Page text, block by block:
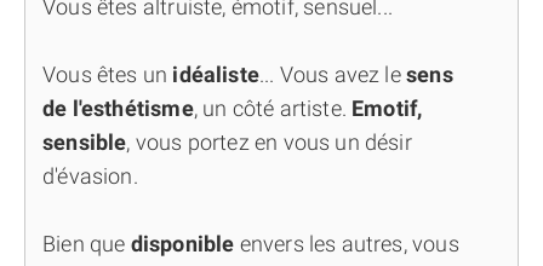
Vous êtes altruiste, émotif, sensuel...
Vous êtes un idéaliste... Vous avez lesens
de l'esthétisme, un côté artiste. Emotif,
sensible, vous portez en vous un désir
d'évasion.
Bien que disponible envers les autres, vous